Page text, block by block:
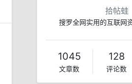
拾帖蛙
搜罗全网实用的互联网
1045
文章数
128
评论数